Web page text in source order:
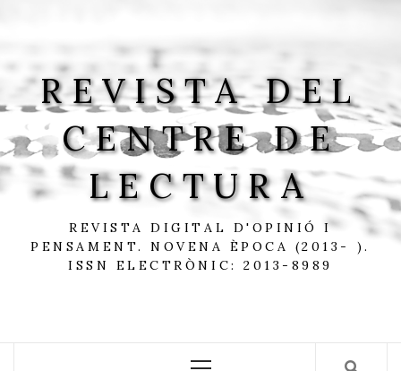
REVISTA DEL
CENTRE DE
LECTURA
REVISTA DIGITAL D'OPINIÓ I
PENSAMENT. NOVENA ÈPOCA (2013- ).
ISSN ELECTRÒNIC: 2013-8989